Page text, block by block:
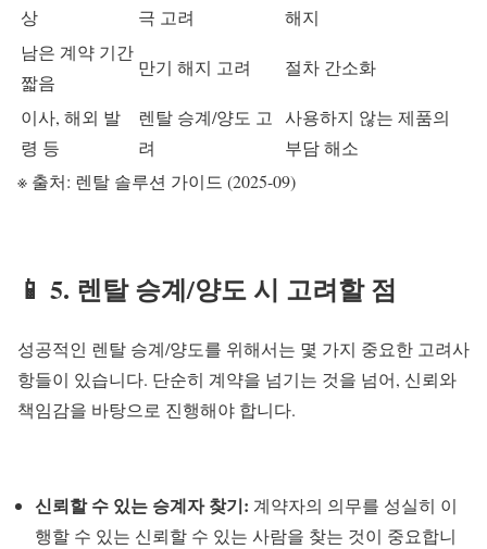
상
극 고려
해지
남은 계약 기간
짧음
만기 해지 고려 절차 간소화
이사, 해외 발
령 등
렌탈 승계/양도 고
려
사용하지 않는 제품의
부담 해소
※ 출처: 렌탈 솔루션 가이드 (2025-09)
📱 5. 렌탈 승계/양도 시 고려할 점
성공적인 렌탈 승계/양도를 위해서는 몇 가지 중요한 고려사
항들이 있습니다. 단순히 계약을 넘기는 것을 넘어, 신뢰와
책임감을 바탕으로 진행해야 합니다.
신뢰할 수 있는 승계자 찾기: 계약자의 의무를 성실히 이
행할 수 있는 신뢰할 수 있는 사람을 찾는 것이 중요합니